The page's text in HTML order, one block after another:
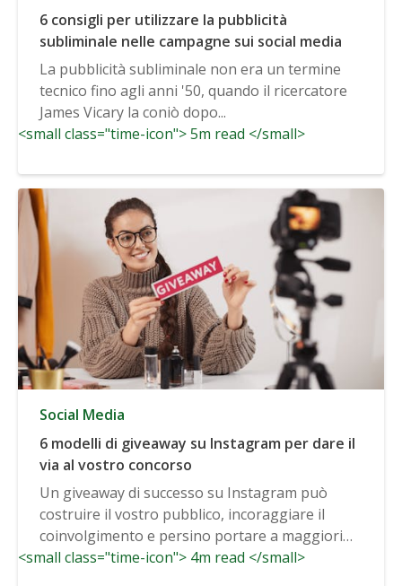
6 consigli per utilizzare la pubblicità
subliminale nelle campagne sui social media
La pubblicità subliminale non era un termine
tecnico fino agli anni '50, quando il ricercatore
James Vicary la coniò dopo...
<small class="time-icon"> 5m read </small>
Social Media
6 modelli di giveaway su Instagram per dare il
via al vostro concorso
Un giveaway di successo su Instagram può
costruire il vostro pubblico, incoraggiare il
coinvolgimento e persino portare a maggiori
vendite...
<small class="time-icon"> 4m read </small>